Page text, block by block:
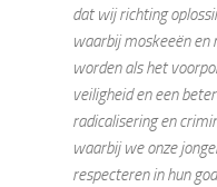
dat wij richting
waarbij moskeeën en
worden als het
veiligheid en een
radicalisering en
waarbij we onze
respecteren in hun